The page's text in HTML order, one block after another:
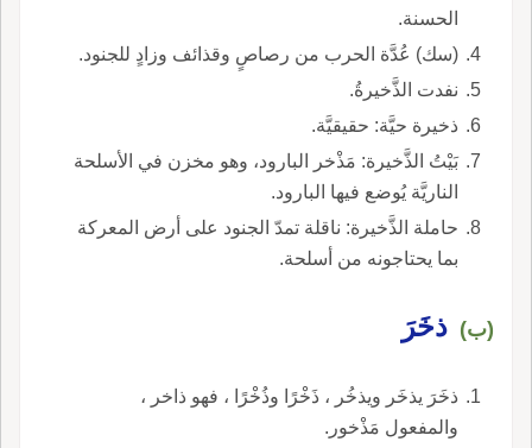
الحسنة.
(سك) عُدَّة الحرب من رصاصٍ وقذائف وزادٍ للجنود.
نفدت الذَّخيرةُ.
ذخيرة حيَّة: حقيقيَّة.
بَيْتُ الذَّخيرة: مَذْخر البارود، وهو مخزن في الأسلحة
الناريَّة يُوضع فيها البارود.
حاملة الذَّخيرة: ناقلة تمدّ الجنود على أرض المعركة
بما يحتاجونه من أسلحة.
(ب) ذخَرَ
ذخَرَ يذخَر ويذخُر ، ذَخْرًا وذُخْرًا ، فهو ذاخر ،
والمفعول مَذْخور.